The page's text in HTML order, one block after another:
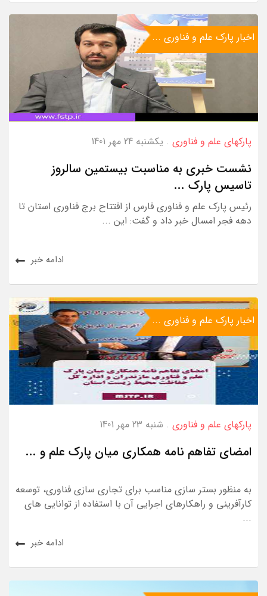
اخبار پارک علم و فناوری ...
پارکهای علم و فناوری. یکشنبه 24 مهر 1401
نشست خبری به‌ مناسبت بیستمین سالروز
تاسیس پارک ...
رئیس پارک علم و فناوری فارس از افتتاح برج فناوری استان تا
دهه فجر امسال خبر داد و گفت: این ...
ادامه خبر
اخبار پارک علم و فناوری ...
پارکهای علم و فناوری. شنبه 23 مهر 1401
امضای تفاهم نامه همکاری میان پارک علم و ...
به منظور بستر سازی مناسب برای تجاری سازی فناوری، توسعه
کارآفرینی و راهکارهای اجرایی آن با استفاده از توانایی های
...
ادامه خبر